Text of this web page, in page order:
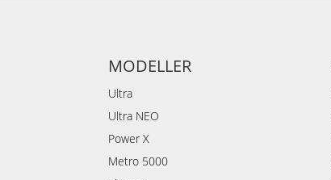
MODELLER
Ultra
Ultra NEO
Power X
Metro 5000